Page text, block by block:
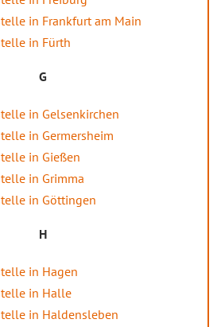
in Frankfurt am Main
in Fürth
G
in Gelsenkirchen
in Germersheim
in Gießen
in Grimma
in Göttingen
H
in Hagen
in Halle
in Haldensleben